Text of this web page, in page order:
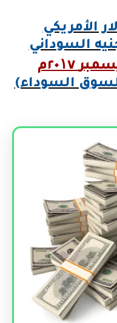
الأمريكي
السوداني
٢٠۱٧م
السوداء)